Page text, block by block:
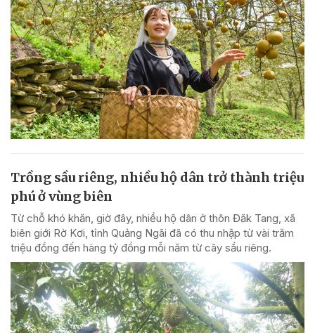
Trồng sầu riêng, nhiều hộ dân trở thành triệu
phú ở vùng biên
Từ chỗ khó khăn, giờ đây, nhiều hộ dân ở thôn Đăk Tang, xã
biên giới Rờ Kơi, tỉnh Quảng Ngãi đã có thu nhập từ vài trăm
triệu đồng đến hàng tỷ đồng mỗi năm từ cây sầu riêng.